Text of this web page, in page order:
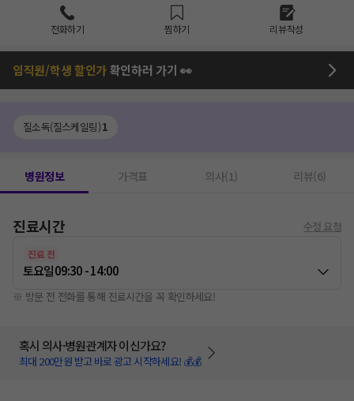
전화하기 찜하기 리뷰작성
임직원/학생 할인가확인하러 가기 👀
질소독(질스케일링)1
병원정보 가격표 의사(1) 리뷰(6)
진료시간 수정 요청
진료 전
토요일09:30 - 14:00
※ 방문 전 전화를 통해 진료시간을 꼭 확인하세요!
혹시 의사·병원관계자 이신가요?
최대 200만원 받고 바로 광고 시작하세요! 💰💰